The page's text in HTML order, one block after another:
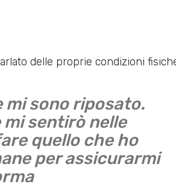
delle proprie condizioni
sono riposato.
mi sentirò nelle
quello che ho
per assicurarmi